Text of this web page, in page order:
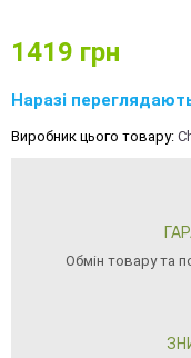
1419 грн
Наразі
Виробник цього товару:
Обмін товару та